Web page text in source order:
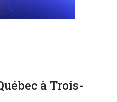
à Trois-